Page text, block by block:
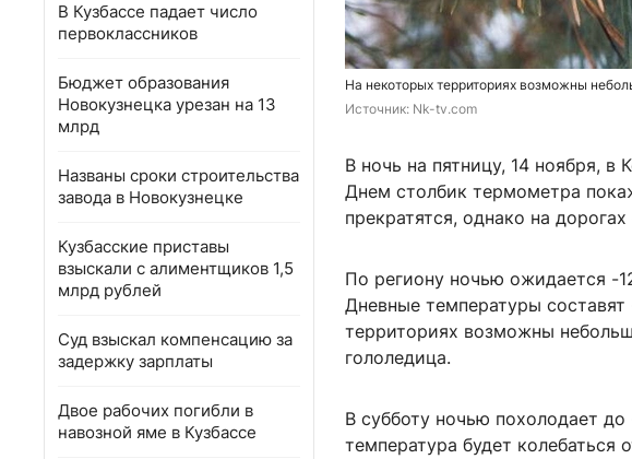
В Кузбассе падает число
первоклассников
Бюджет образования
Новокузнецка урезан на 13
млрд
Названы сроки строительства
завода в Новокузнецке
Кузбасские приставы
взыскали с алиментщиков 1,5
млрд рублей
Суд взыскал компенсацию за
задержку зарплаты
Двое рабочих погибли в
навозной яме в Кузбассе
На некоторых территориях возможны
Источник: Nk-tv.com
В ночь на пятницу, 14 ноября, в
Днем столбик термометра
прекратятся, однако на
По региону ночью ожидается -
Дневные температуры
территориях возможны
гололедица.
В субботу ночью похолодает
температура будет колебаться